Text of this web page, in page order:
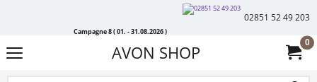
Campagne 8 ( 01. - 31.08.2026 )
02851 52 49 203
AVON SHOP 0